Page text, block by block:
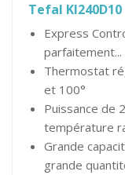
Tefal
Express
parfaitement...
Thermostat
et 100°
Puissance de
température
Grande
grande